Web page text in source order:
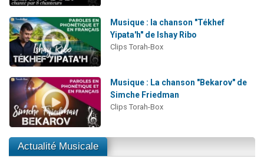
Musique : la chanson "Tékhef
Yipata'h" de Ishay Ribo
Clips Torah-Box
Musique : La chanson "Bekarov" de
Simche Friedman
Clips Torah-Box
Actualité Musicale